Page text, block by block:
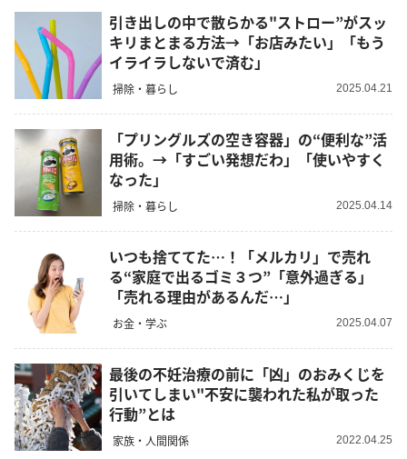
引き出しの中で散らかる"ストロー”がスッ
キリまとまる方法→「お店みたい」「もう
イライラしないで済む」
掃除・暮らし 2025.04.21
「プリングルズの空き容器」の“便利な”活
用術。→「すごい発想だわ」「使いやすく
なった」
掃除・暮らし 2025.04.14
いつも捨ててた…！「メルカリ」で売れ
る“家庭で出るゴミ３つ”「意外過ぎる」
「売れる理由があるんだ…」
お金・学ぶ 2025.04.07
最後の不妊治療の前に「凶」のおみくじを
引いてしまい"不安に襲われた私が取った
行動”とは
家族・人間関係 2022.04.25